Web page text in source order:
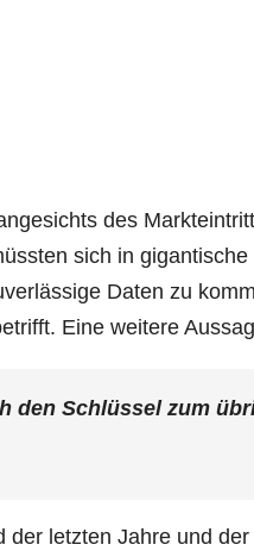
des
sich in
Daten zu
Eine wei­te­re
den Schlüs­sel zum
letz­ten Jah­re und